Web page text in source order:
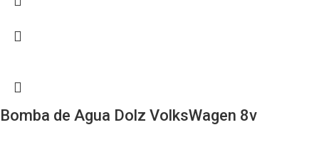
Bomba de Agua Dolz VolksWagen 8v